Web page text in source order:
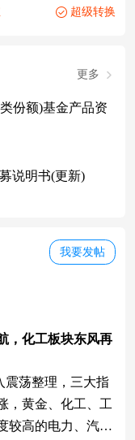
超级转换
更多
份额)基金产品资
说明书(更新)
我要发帖
，化工板块东风再
震荡整理，三大指
，黄金、化工、工
较高的电力、汽车